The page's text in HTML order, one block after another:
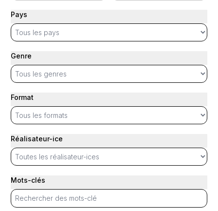
Pays
Genre
Format
Réalisateur-ice
Mots-clés